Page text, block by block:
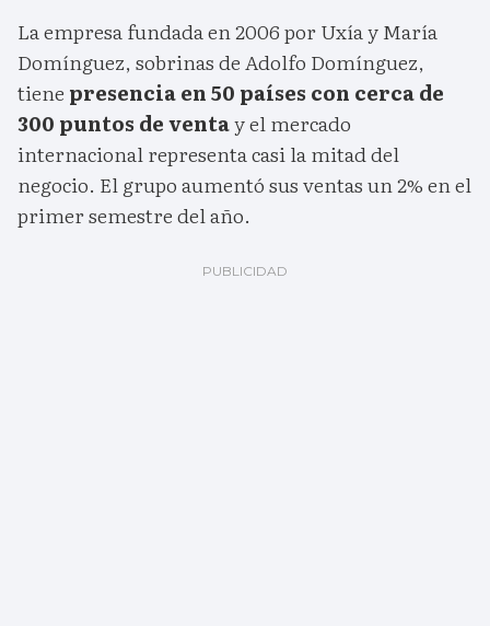
La empresa fundada en 2006 por Uxía y María
Domínguez, sobrinas de Adolfo Domínguez,
tiene presencia en 50 países con cerca de
300 puntos de ventay el mercado
internacional representa casi la mitad del
negocio. El grupo aumentó sus ventas un 2% en el
primer semestre del año.